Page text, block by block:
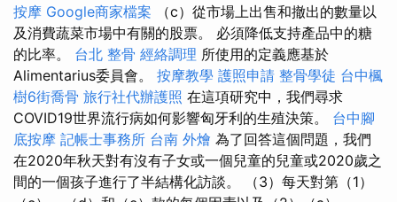
按摩 Google商家檔案 （c）從市場上出售和撤出的數量以
及消費蔬菜市場中有關的股票。 必須降低支持產品中的糖
的比率。 台北 整骨 經絡調理 所使用的定義應基於
Alimentarius委員會。 按摩教學 護照申請 整骨學徒 台中楓
樹6街喬骨 旅行社代辦護照 在這項研究中，我們尋求
COVID19世界流行病如何影響匈牙利的生殖決策。 台中腳
底按摩 記帳士事務所 台南 外燴 為了回答這個問題，我們
在2020年秋天對有沒有子女或一個兒童的兒童或2020歲之
間的一個孩子進行了半結構化訪談。 （3）每天對第（1）